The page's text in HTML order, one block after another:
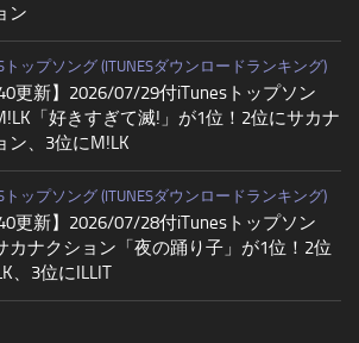
ン
トップソング (ITUNESダウンロードランキング)
更新】2026/07/29付iTunesトップソン
「好きすぎて滅!」が1位！2位にサカナ
ン、3位にM!LK
トップソング (ITUNESダウンロードランキング)
更新】2026/07/28付iTunesトップソン
カナクション「夜の踊り子」が1位！2位
、3位にILLIT